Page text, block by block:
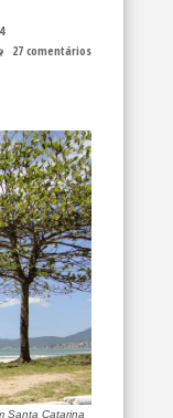
27 comentários
Santa Catarina